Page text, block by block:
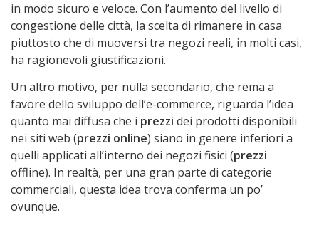
in modo sicuro e veloce. Con l’aumento del livello di
congestione delle città, la scelta di rimanere in casa
piuttosto che di muoversi tra negozi reali, in molti casi,
ha ragionevoli giustificazioni.
Un altro motivo, per nulla secondario, che rema a
favore dello sviluppo dell’e-commerce, riguarda l’idea
quanto mai diffusa che i prezzi dei prodotti disponibili
nei siti web (prezzi online) siano in genere inferiori a
quelli applicati all’interno dei negozi fisici (prezzi
offline). In realtà, per una gran parte di categorie
commerciali, questa idea trova conferma un po’
ovunque.